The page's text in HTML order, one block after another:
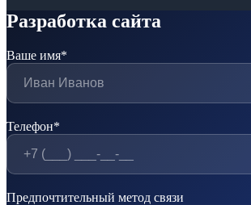
Разработка сайта
Ваше имя*
Телефон*
Предпочтительный метод связи